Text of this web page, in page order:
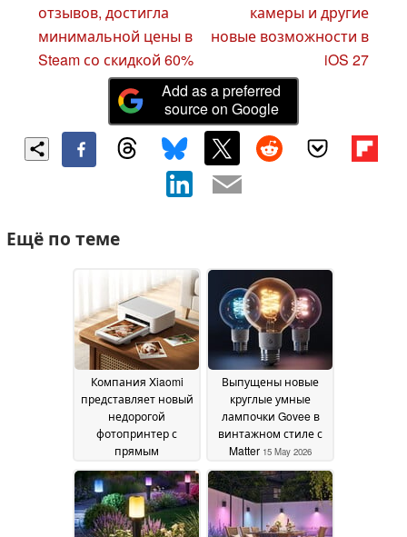
отзывов, достигла
минимальной цены в
Steam со скидкой 60%
камеры и другие
новые возможности в
iOS 27
Add as a preferred
source on Google
Ещё по теме
Компания Xiaomi
представляет новый
недорогой
фотопринтер с
прямым
беспроводным
подключением07 July
2026
Выпущены новые
круглые умные
лампочки Govee в
винтажном стиле с
Matter 15 May 2026